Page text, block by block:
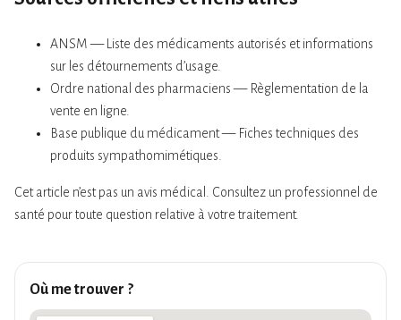
ANSM — Liste des médicaments autorisés et informations
sur les détournements d’usage.
Ordre national des pharmaciens — Règlementation de la
vente en ligne.
Base publique du médicament — Fiches techniques des
produits sympathomimétiques.
Cet article n’est pas un avis médical. Consultez un professionnel de
santé pour toute question relative à votre traitement.
Où me trouver ?